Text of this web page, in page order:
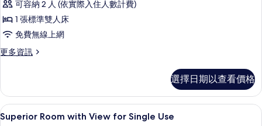
View
的
所
有
可容納 2 人 (依實際入住人數計費)
1 張標準雙人床
免費無線上網
更多資訊
更
with
View
的
選擇日期以查看價格
顯
高級寢具、羽絨被、迷你吧、客房內保
8
Superior Room with View for Single Use